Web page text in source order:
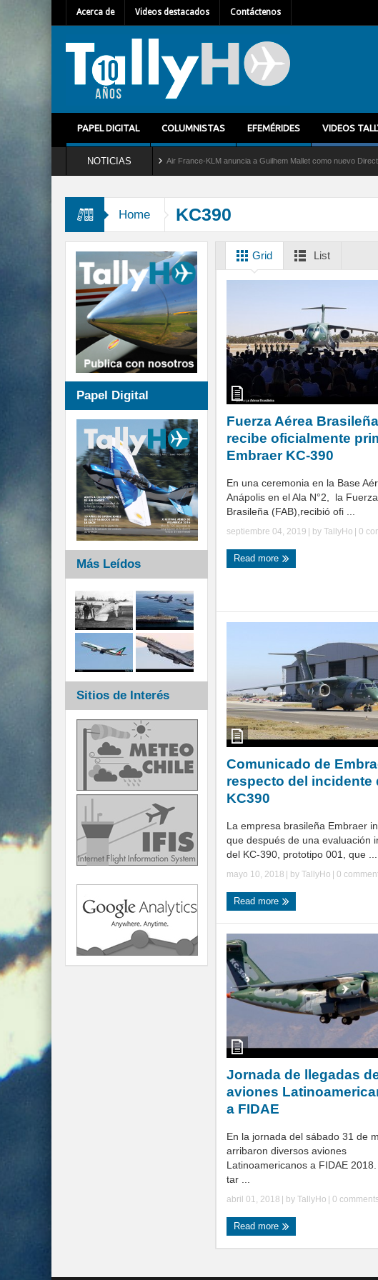
Acerca de Videos destacados Contáctenos
PAPEL DIGITAL COLUMNISTAS EFEMÉRIDES VIDEOS
NOTICIAS
al C-2 Greyhound Air France-KLM anuncia a Guilhem Mallet como nuevo Director General
Home KC390
Grid List
Fuerza Aérea Brasileña
recibe oficialmente
Embraer KC-390
En una ceremonia en la Base
Anápolis en el Ala N°2, la
Brasileña (FAB),recibió ofi ...
septiembre 04, 2019 | by TallyHo 0
Read more
Comunicado de
respecto del incidente
KC390
La empresa brasileña Embraer
que después de una evaluación
del KC-390, prototipo 001, que ...
mayo 10, 2018 | by TallyHo | 0
Read more
Jornada de llegadas
aviones
a FIDAE
En la jornada del sábado 31 de
arribaron diversos aviones
Latinoamericanos a FIDAE
tar ...
abril 01, 2018 | by TallyHo 0
Read more
Papel Digital
Más Leídos
Sitios de Interés